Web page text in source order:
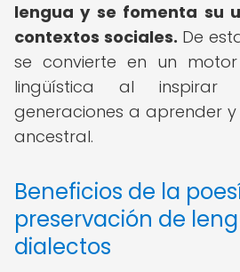
lengua y se fomenta su
contextos sociales. De
se convierte en un
lingüística al
generaciones a aprender
ancestral.
Beneficios de la
preservación de
dialectos